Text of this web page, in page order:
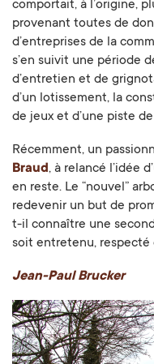
comportait, à l’origine,
provenant toutes de
d’entreprises de la
s’en suivit une période
d’entretien et de
d’un lotissement, la
de jeux et d’une piste
Récemment, un
Braud, à relancé l’idée
en reste. Le “nouvel”
redevenir un but de
t-il connaître une
soit entretenu, respecté
Jean-Paul Brucker